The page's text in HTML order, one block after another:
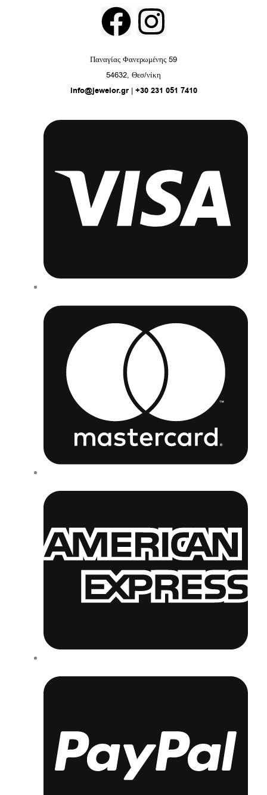
F
a
c
e
o
o
k
I
n
s
t
g
r
a
Παναγίας Φανερωμένης 59
54632, Θεσ/νίκη
info@jewelor.gr| +30 231 051 7410